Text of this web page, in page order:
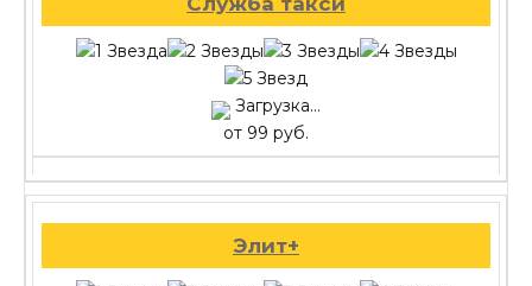
Загрузка...
от 99 руб.
Элит+